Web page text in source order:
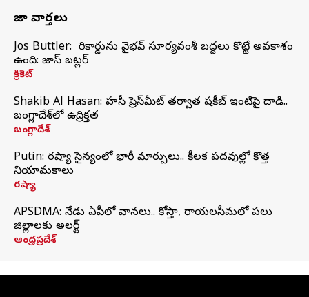
తాజా వార్తలు
Jos Buttler: నా రికార్డును వైభవ్ సూర్యవంశీ బద్దలు కొట్టే అవకాశం
ఉంది: జాస్ బట్లర్
క్రికెట్
Shakib Al Hasan: హసీనా ప్రెస్‌మీట్‌ తర్వాత షకీబ్‌ ఇంటిపై దాడి..
బంగ్లాదేశ్‌లో ఉద్రిక్తత
బంగ్లాదేశ్
Putin: రష్యా సైన్యంలో భారీ మార్పులు.. కీలక పదవుల్లో కొత్త
నియామకాలు
రష్యా
APSDMA: నేడు ఏపీలో వానలు.. కోస్తా, రాయలసీమలో పలు
జిల్లాలకు అలర్ట్
ఆంధ్రప్రదేశ్